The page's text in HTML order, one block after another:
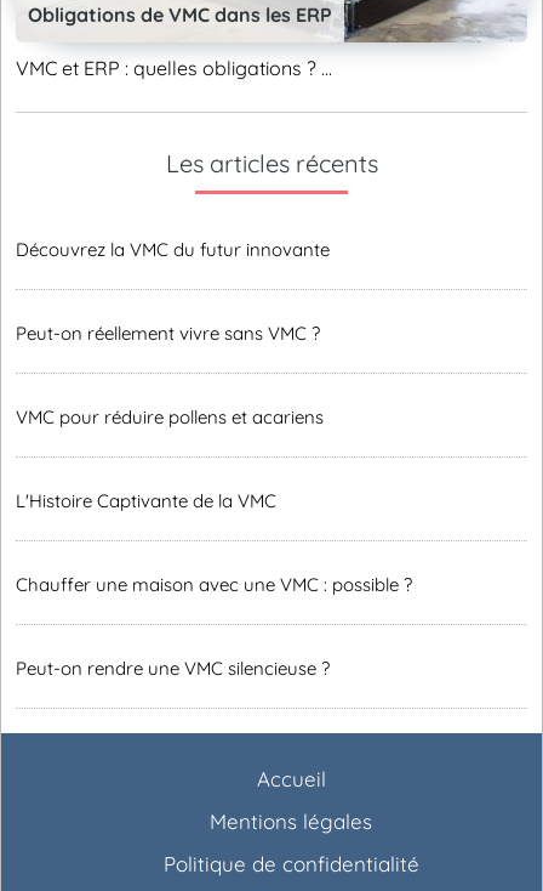
Obligations de VMC dans les ERP
VMC et ERP : quelles obligations ? ...
Les articles récents
Découvrez la VMC du futur innovante
Peut-on réellement vivre sans VMC ?
VMC pour réduire pollens et acariens
L'Histoire Captivante de la VMC
Chauffer une maison avec une VMC : possible ?
Peut-on rendre une VMC silencieuse ?
Accueil
Mentions légales
Politique de confidentialité